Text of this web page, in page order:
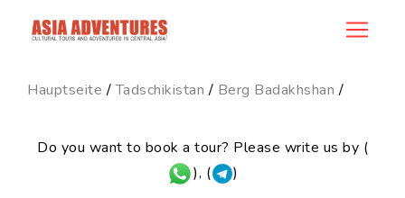
news_id
Hauptseite /Tadschikistan / Berg Badakhshan /
Do you want to book a tour? Please write us by (
), (
)